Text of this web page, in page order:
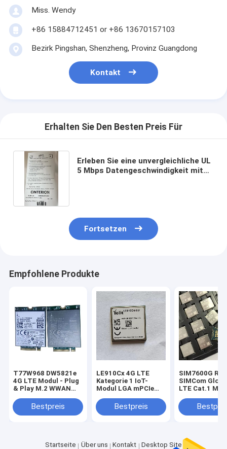
Miss. Wendy
+86 15884712451 or +86 13670157103
Bezirk Pingshan, Shenzheng, Provinz Guangdong
Kontakt
Erhalten Sie Den Besten Preis Für
Erleben Sie eine unvergleichliche UL
5 Mbps Datengeschwindigkeit mit
Fortsetzen
Empfohlene Produkte
T77W968 DW5821e
4G LTE Modul - Plug
& Play M.2 WWAN
(T77W968)
Qualcomm X20 LTE
4G LTE Modul für
Bestpreis
LE910Cx 4G LTE
Kategorie 1 IoT-
Modul LGA mPCIe
Kategorie 1 Modul
LE910C1-EU mit
Bestpreis
SIM7600G R2
SIMCom
LTE Cat.1
GNSS
Startseite Über uns Kontakt Desktop Site